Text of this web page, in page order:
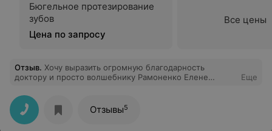
Бюгельное протезирование
зубов
Цена по запросу
Все цены
Отзыв. Хочу выразить огромную благодарность
доктору и просто волшебнику Рамоненко Елене
просто доктор,это доктор с большой буквы!. Спасибо
Вам Елена Викторовна за ваш труд и внимание!!! А
также хочу весь женский персонал поздравить с 8
Марта.
Еще
Отзывы5